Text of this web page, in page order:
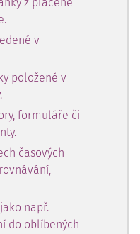
v
položené v
formuláře či
časových
např.
do oblíbených